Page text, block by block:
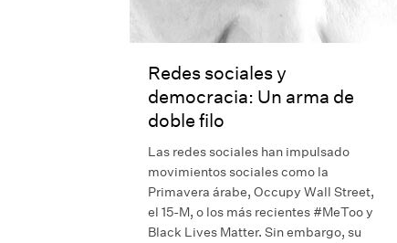
Redes sociales y
democracia: Un arma de
doble filo
Las redes sociales han impulsado
movimientos sociales como la
Primavera árabe, Occupy Wall Street,
el 15-M, o los más recientes #MeToo y
Black Lives Matter. Sin embargo, su